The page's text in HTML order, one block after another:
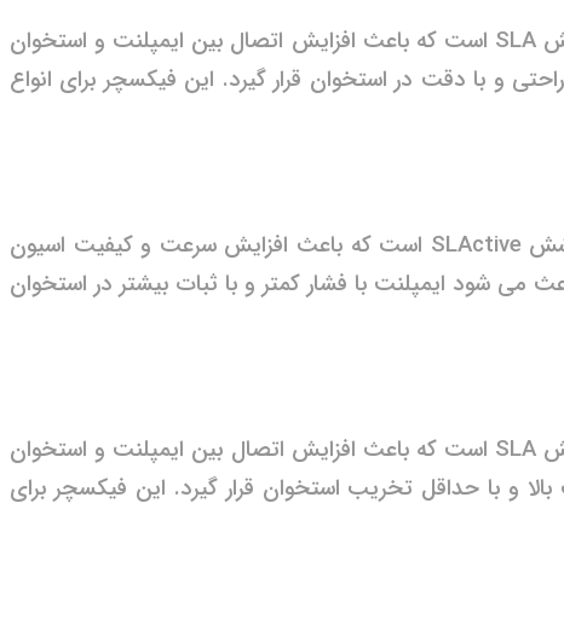
این فیکسچر با قطر ۳.۷ تا ۵.۲ میلی متر و طول ۸ تا ۱۶ میلی متر در دسترس است. این فیکسچر دارای سطحی با پوشش SLA است که باعث افزایش اتصال بین ایمپلنت و استخوان
با دقت در استخوان قرار گیرد. این فیکسچر برای انواع
این فیکسچر با قطر ۳.۷ تا ۵.۲ میلی متر و طول ۸ تا ۱۶ میلی متر در دسترس است. این فیکسچر دارای سطحی با پوشش SLActive است که باعث افزایش سرعت و کیفیت اسیون
ایمپلنت با فشار کمتر و با ثبات بیشتر در استخوان
این فیکسچر با قطر ۲.۹ تا ۳.۲ میلی متر و طول ۱۰ تا ۱۴ میلی متر در دسترس است. این فیکسچر دارای سطحی با پوشش SLA است که باعث افزایش اتصال بین ایمپلنت و استخوان
با حداقل تخریب استخوان قرار گیرد. این فیکسچر برای